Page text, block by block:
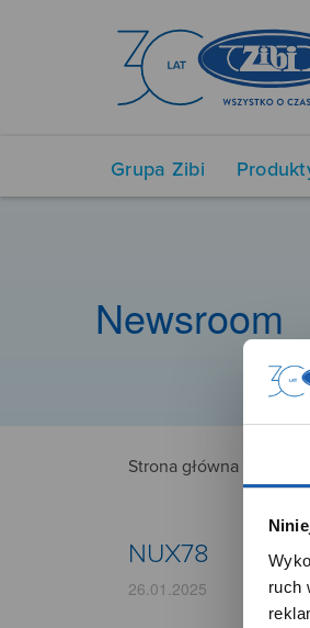
ruch
Grupa Zibi
Newsroom
Strona główna
NUX78
26.01.2025